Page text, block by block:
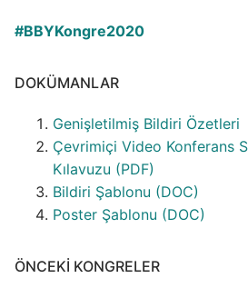
#BBYKongre2020
DOKÜMANLAR
Genişletilmiş Bildiri Özetleri
Çevrimiçi Video Konferans
Kılavuzu (PDF)
Bildiri Şablonu (DOC)
Poster Şablonu (DOC)
ÖNCEKI KONGRELER